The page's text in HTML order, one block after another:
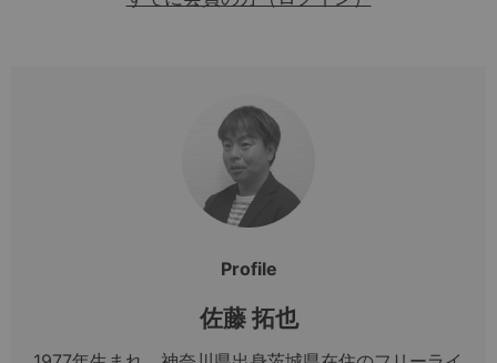
Profile
佐藤 拓也